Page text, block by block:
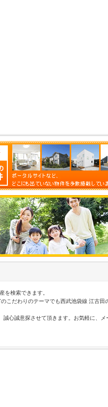
を検索できます。
こだわりのテーマでも西武池袋線 江古田
心誠意探させて頂きます。お気軽に、メ